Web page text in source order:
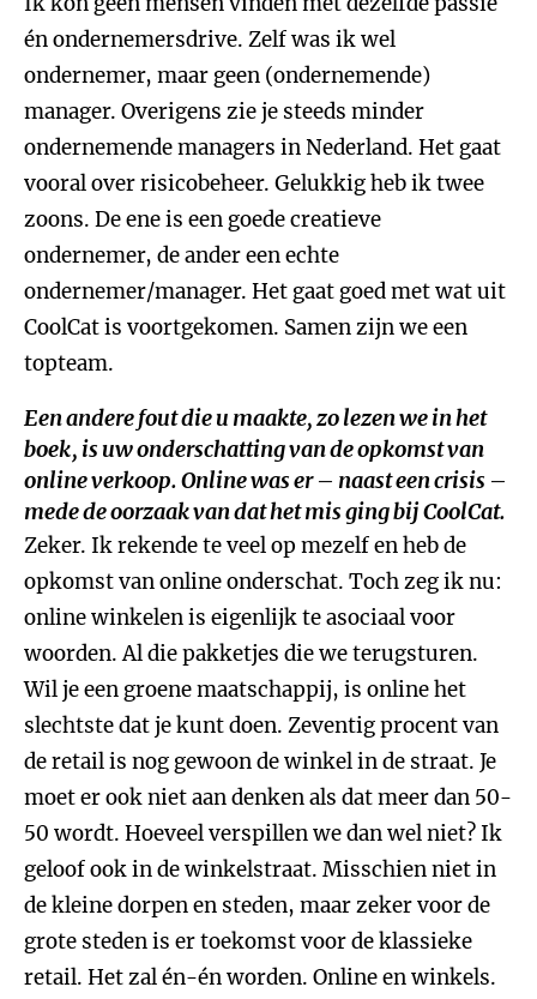
én ondernemersdrive. Zelf was ik wel
ondernemer, maar geen (ondernemende)
manager. Overigens zie je steeds minder
ondernemende managers in Nederland. Het gaat
vooral over risicobeheer. Gelukkig heb ik twee
zoons. De ene is een goede creatieve
ondernemer, de ander een echte
ondernemer/manager. Het gaat goed met wat uit
CoolCat is voortgekomen. Samen zijn we een
topteam.
Een andere fout die u maakte, zo lezen we in het
boek, is uw onderschatting van de opkomst van
online verkoop. Online was er – naast een crisis –
mede de oorzaak van dat het mis ging bij CoolCat.
Zeker. Ik rekende te veel op mezelf en heb de
opkomst van online onderschat. Toch zeg ik nu:
online winkelen is eigenlijk te asociaal voor
woorden. Al die pakketjes die we terugsturen.
Wil je een groene maatschappij, is online het
slechtste dat je kunt doen. Zeventig procent van
de retail is nog gewoon de winkel in de straat. Je
moet er ook niet aan denken als dat meer dan 50-
50 wordt. Hoeveel verspillen we dan wel niet? Ik
geloof ook in de winkelstraat. Misschien niet in
de kleine dorpen en steden, maar zeker voor de
grote steden is er toekomst voor de klassieke
retail. Het zal én-én worden. Online en winkels.